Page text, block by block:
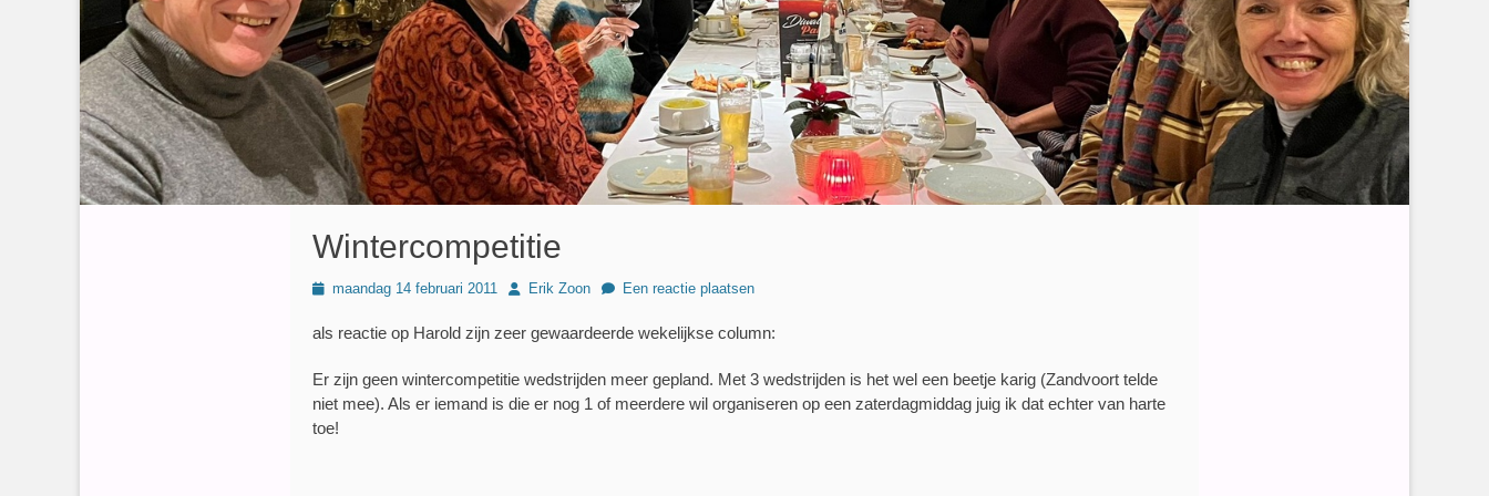
Wintercompetitie
Geplaatst
maandag 14 februari 2011 AuthorErik Zoon Een reactie plaatsen
als reactie op Harold zijn zeer gewaardeerde wekelijkse column:
Er zijn geen wintercompetitie wedstrijden meer gepland. Met 3 wedstrijden is het wel een beetje karig (Zandvoort telde
niet mee). Als er iemand is die er nog 1 of meerdere wil organiseren op een zaterdagmiddag juig ik dat echter van harte
toe!